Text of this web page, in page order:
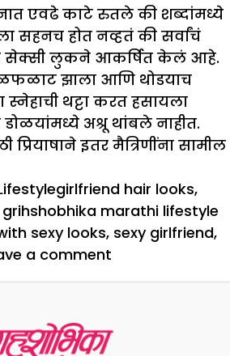
एवढे काटे रुतले की शब्दांमध्ये
सहनच होत नव्हतं की सर्वांचं
सेक्सी लुकने आकर्षित केलं आहे.
झाला आणि थोडयाच
थट्टा करत हसायला
अश्रू थांबले नाहीत.
प्रियाषाने इतर मैत्रिणींना सामील
Tags
girlfriend hair looks,
grihshobhika marathi lifestyle
sexy looks, sexy girlfriend,
a comment
सेक्सी